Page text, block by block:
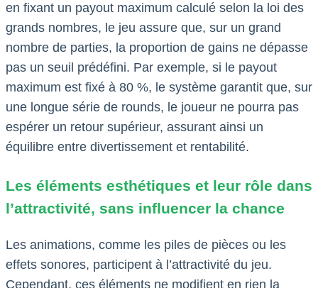
en fixant un payout maximum calculé selon la loi des
grands nombres, le jeu assure que, sur un grand
nombre de parties, la proportion de gains ne dépasse
pas un seuil prédéfini. Par exemple, si le payout
maximum est fixé à 80 %, le système garantit que, sur
une longue série de rounds, le joueur ne pourra pas
espérer un retour supérieur, assurant ainsi un
équilibre entre divertissement et rentabilité.
Les éléments esthétiques et leur rôle dans
l’attractivité, sans influencer la chance
Les animations, comme les piles de pièces ou les
effets sonores, participent à l’attractivité du jeu.
Cependant, ces éléments ne modifient en rien la